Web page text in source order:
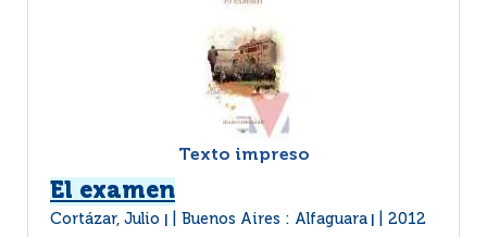
Texto impreso
El examen
Cortázar, Julio Buenos Aires : Alfaguara 2012